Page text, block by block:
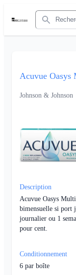
Rechercher
Acuvue
Johnson & Johnson
Description
Acuvue Oasys
bimensuelle si port
journalier ou 1
pour cent.
Conditionnement
6 par boîte